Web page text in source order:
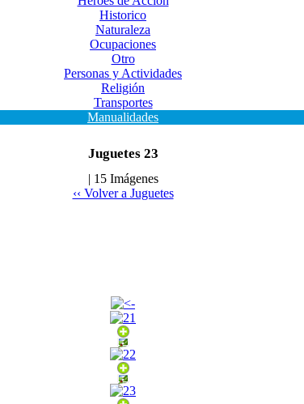
Historico
Naturaleza
Ocupaciones
Otro
Personas y Actividades
Religión
Transportes
Manualidades
Juguetes 23
| 15 Imágenes
‹‹ Volver a Juguetes